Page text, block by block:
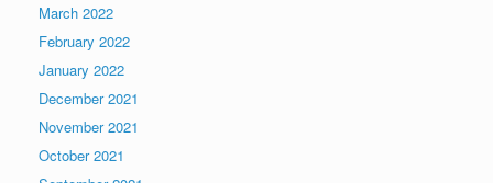
March 2022
February 2022
January 2022
December 2021
November 2021
October 2021